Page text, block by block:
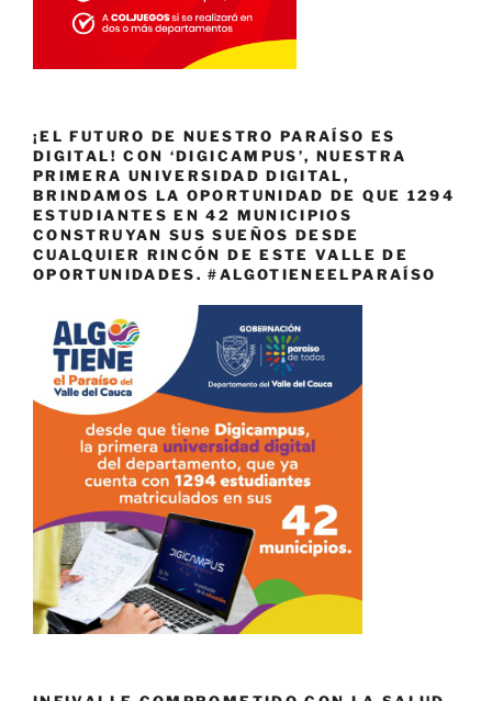
¡EL FUTURO DE NUESTRO PARAÍSO ES
DIGITAL! CON ‘DIGICAMPUS’, NUESTRA
PRIMERA UNIVERSIDAD DIGITAL,
BRINDAMOS LA OPORTUNIDAD DE QUE 1294
ESTUDIANTES EN 42 MUNICIPIOS
CONSTRUYAN SUS SUEÑOS DESDE
CUALQUIER RINCÓN DE ESTE VALLE DE
OPORTUNIDADES. #ALGOTIENEELPARAÍSO